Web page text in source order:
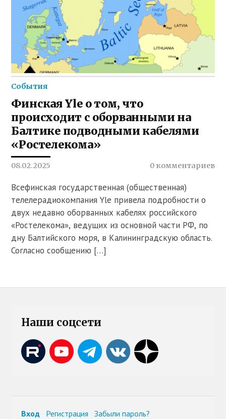
События
Финская Yle о том, что
происходит с оборванными на
Балтике подводными кабелями
«Ростелекома»
08.02.2025 0 комментариев
Всефинская государственная (общественная)
телелерадиокомпания Yle привела подробности о
двух недавно оборванных кабелях российского
«Ростелекома», ведущих из основной части РФ, по
дну Балтийского моря, в Калининградскую область.
Согласно сообщению […]
Наши соцсети
Вход Регистрация
Забыли пароль?